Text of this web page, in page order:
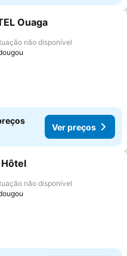
aos favoritos
Ouaga
não disponível
Ver preços
aos favoritos
Hôtel
não disponível